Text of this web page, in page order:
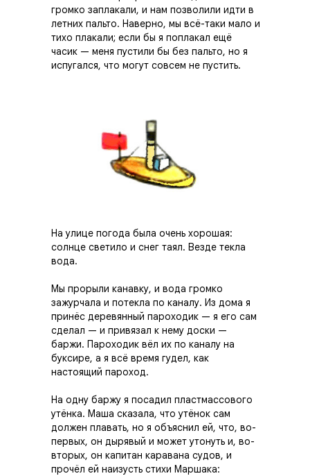
На улице погода была очень хорошая:
солнце светило и снег таял. Везде текла
вода.
Мы прорыли канавку, и вода громко
зажурчала и потекла по каналу. Из дома я
принёс деревянный пароходик — я его сам
сделал — и привязал к нему доски —
баржи. Пароходик вёл их по каналу на
буксире, а я всё время гудел, как
настоящий пароход.
На одну баржу я посадил пластмассового
утёнка. Маша сказала, что утёнок сам
должен плавать, но я объяснил ей, что, во-
первых, он дырявый и может утонуть и, во-
вторых, он капитан каравана судов, и
прочёл ей наизусть стихи Маршака:
громко заплакали, и нам позволили идти в
летних пальто. Наверно, мы всё-таки мало и
тихо плакали; если бы я попла­кал ещё
часик — меня пустили бы без пальто, но я
испугался, что могут совсем не пустить.